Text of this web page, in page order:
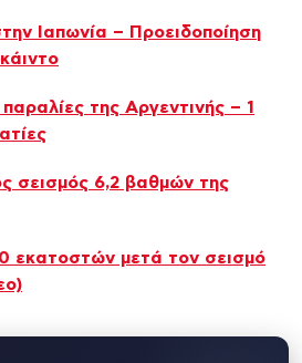
Ιαπωνία – Προειδοποίηση
της Αργεντινής – 1
σεισμός 6,2 βαθμών της
εκατοστών μετά τον σεισμό